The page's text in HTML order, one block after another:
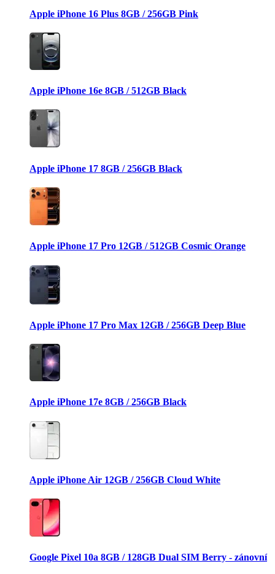
Apple iPhone 16 Plus 8GB / 256GB Pink
Apple iPhone 16e 8GB / 512GB Black
Apple iPhone 17 8GB / 256GB Black
Apple iPhone 17 Pro 12GB / 512GB Cosmic Orange
Apple iPhone 17 Pro Max 12GB / 256GB Deep Blue
Apple iPhone 17e 8GB / 256GB Black
Apple iPhone Air 12GB / 256GB Cloud White
Google Pixel 10a 8GB / 128GB Dual SIM Berry - zánovní